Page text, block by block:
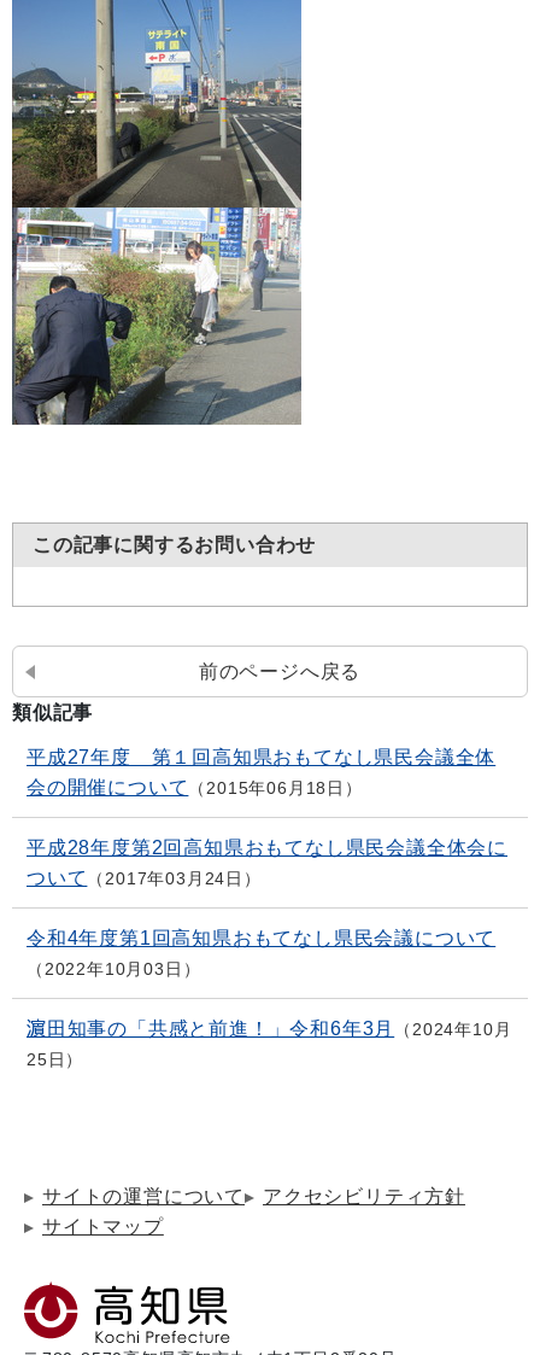
この記事に関するお問い合わせ
前のページへ戻る
類似記事
平成27年度 第１回高知県おもてなし県民会議全体
会の開催について
2015年06月18日
平成28年度第2回高知県おもてなし県民会議全体会に
ついて
2017年03月24日
令和4年度第1回高知県おもてなし県民会議について
2022年10月03日
濵田知事の「共感と前進！」令和6年3月
2024年10月
25日
サイトの運営について
アクセシビリティ方針
サイトマップ